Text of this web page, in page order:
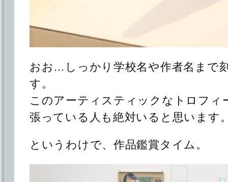
おお…しっかり学校名や作者名まで
す。
このアーティスティックなトロフィ
張っている人も絶対いると思います
というわけで、作品鑑賞タイム。